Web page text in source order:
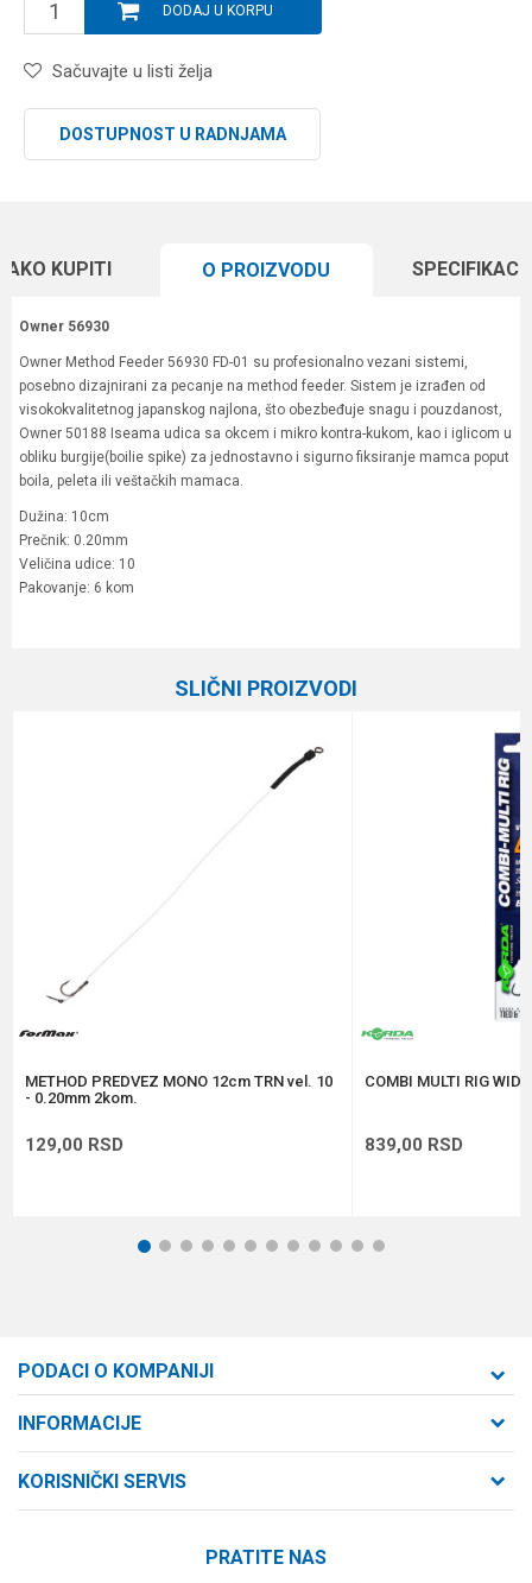
DODAJ U KORPU
Sačuvajte u listi želja
DOSTUPNOST U RADNJAMA
KUPITI O PROIZVODU
Owner 56930
Owner Method Feeder 56930 FD-01 su profesionalno vezani sistemi,
posebno dizajnirani za pecanje na method feeder. Sistem je izrađen od
visokokvalitetnog japanskog najlona, što obezbeđuje snagu i pouzdanost,
Owner 50188 Iseama udica sa okcem i mikro kontra-kukom, kao i iglicom u
obliku burgije(boilie spike) za jednostavno i sigurno fiksiranje mamca poput
boila, peleta ili veštačkih mamaca.
Dužina: 10cm
Prečnik: 0.20mm
Veličina udice: 10
Pakovanje: 6 kom
Anti-spam zaštita - izračunajte koliko je 2 + 3 :
POŠALJI
SLIČNI PROIZVODI
METHOD PREDVEZ MONO 12cm TRN vel. 10
- 0.20mm 2kom.
129,00 RSD
COMBI MULTI RIG
839,00 RSD
1 2 3 4 5 6 7 8 9 101112
PODACI O KOMPANIJI
Cara Dušana 47
INFORMACIJE
KORISNIČKI SERVIS
PRATITE NAS